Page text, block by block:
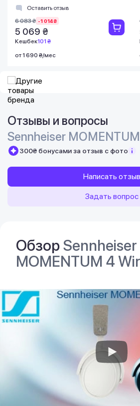
Оставить отзыв
6 083 ₴ -1 014 ₴
5 069 ₴
Кешбек101 ₴
от 1 690 ₴/мес
Отзывы и вопросы
Sennheiser
300₴ бонусами за отзыв с фото
Написать отзыв
Задать вопрос
ОбзорSennheiser
MOMENTUM 4